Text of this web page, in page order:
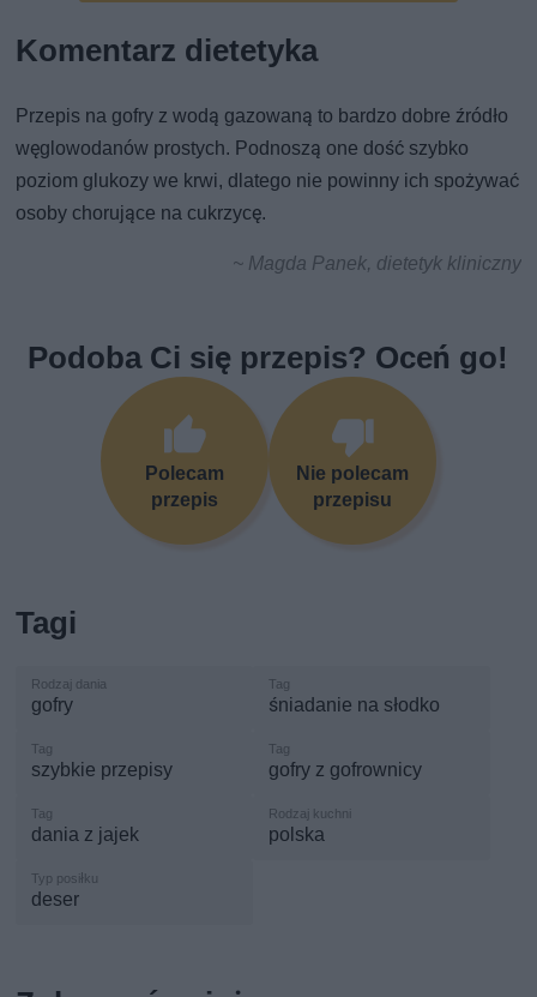
Komentarz dietetyka
Przepis na gofry z wodą gazowaną to bardzo dobre źródło
węglowodanów prostych. Podnoszą one dość szybko
poziom glukozy we krwi, dlatego nie powinny ich spożywać
osoby chorujące na cukrzycę.
~ Magda Panek, dietetyk kliniczny
Podoba Ci się przepis? Oceń go!
Polecam
przepis
Nie polecam
przepisu
Tagi
gofry śniadanie na słodko
szybkie przepisy gofry z gofrownicy
dania z jajek polska
deser